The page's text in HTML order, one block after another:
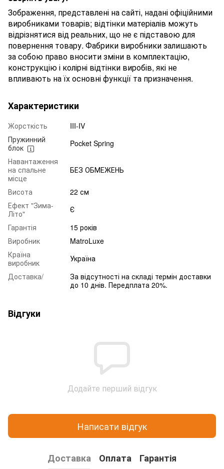
Зображення, представлені на сайті, надані офіційними
виробниками товарів; відтінки матеріалів можуть
відрізнятися від реальних, що не є підставою для
повернення товару. Фабрики виробники залишають
за собою право вносити зміни в комплектацію,
конструкцію і колірні відтінки виробів, які не
впливають на їх основні функції та призначення.
Характеристики
Жорсткість
III-IV
Пружинний
блок
Pocket Spring
Навантаження
на спальне
місце
БЕЗ ОБМЕЖЕНЬ
Висота
22 см
Ефект "Зима-
Літо"
Є
Гарантія
15 років
Виробник
MatroLuxe
Країна
виробник
Україна
Доставка/
За відсутності на складі термін доставки
до 10 днів. Передплата 20%.
Відгуки
Додайте перший відгук
Написати відгук
Доставка Оплата
Гарантія